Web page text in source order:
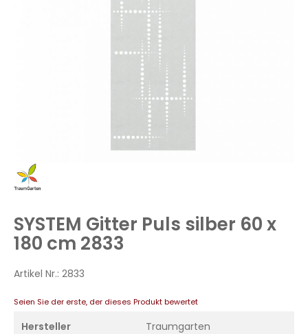
Zum
Anfang
springen
SYSTEM Gitter Puls silber 60 x
180 cm 2833
Artikel Nr.: 2833
Seien Sie der erste, der dieses Produkt bewertet
Hersteller Traumgarten